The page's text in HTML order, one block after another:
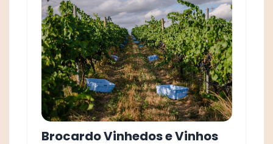
Brocardo Vinhedos e Vinhos